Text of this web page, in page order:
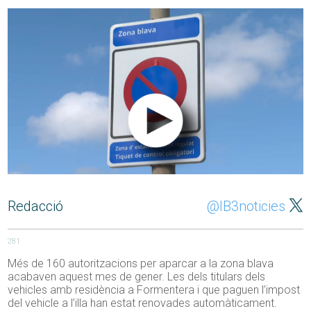
Redacció @IB3noticies
281
Més de 160 autoritzacions per aparcar a la zona blava
acabaven aquest mes de gener. Les dels titulars dels
vehicles amb residència a Formentera i que paguen l’impost
del vehicle a l’illa han estat renovades automàticament.